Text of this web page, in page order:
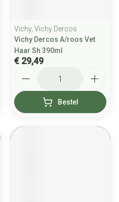
Vichy, Vichy Dercos
Vichy Dercos A/roos Vet
Haar Sh 390ml
€ 29,49
Bestel